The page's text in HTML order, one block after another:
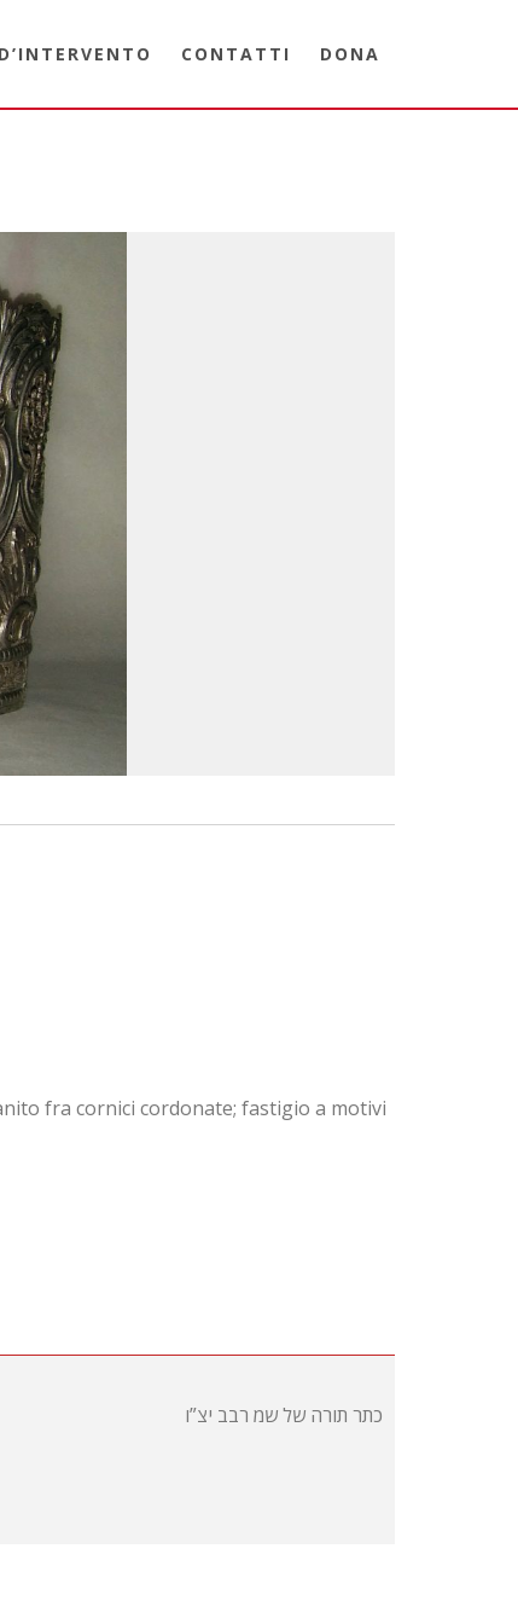
CONTATTI DONA
fra cornici cordonate; fastigio a motivi
כתר תורה של שמ רבב יצ”ו